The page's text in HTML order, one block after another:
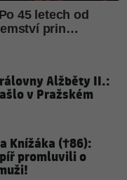
Alžběty II.:
v Pražském
Knížáka (†86):
promluvili o